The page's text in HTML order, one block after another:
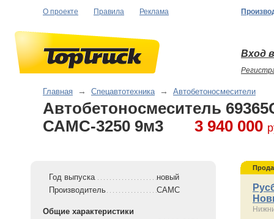
О проекте Правила Реклама
Вход
Главная → Спецавтотехника → Автобетоносмесители
Автобетоносмеситель
САМС-3250 9м3
3 940 000
Год выпуска
новый
Производитель
CAMC
Общие характеристики